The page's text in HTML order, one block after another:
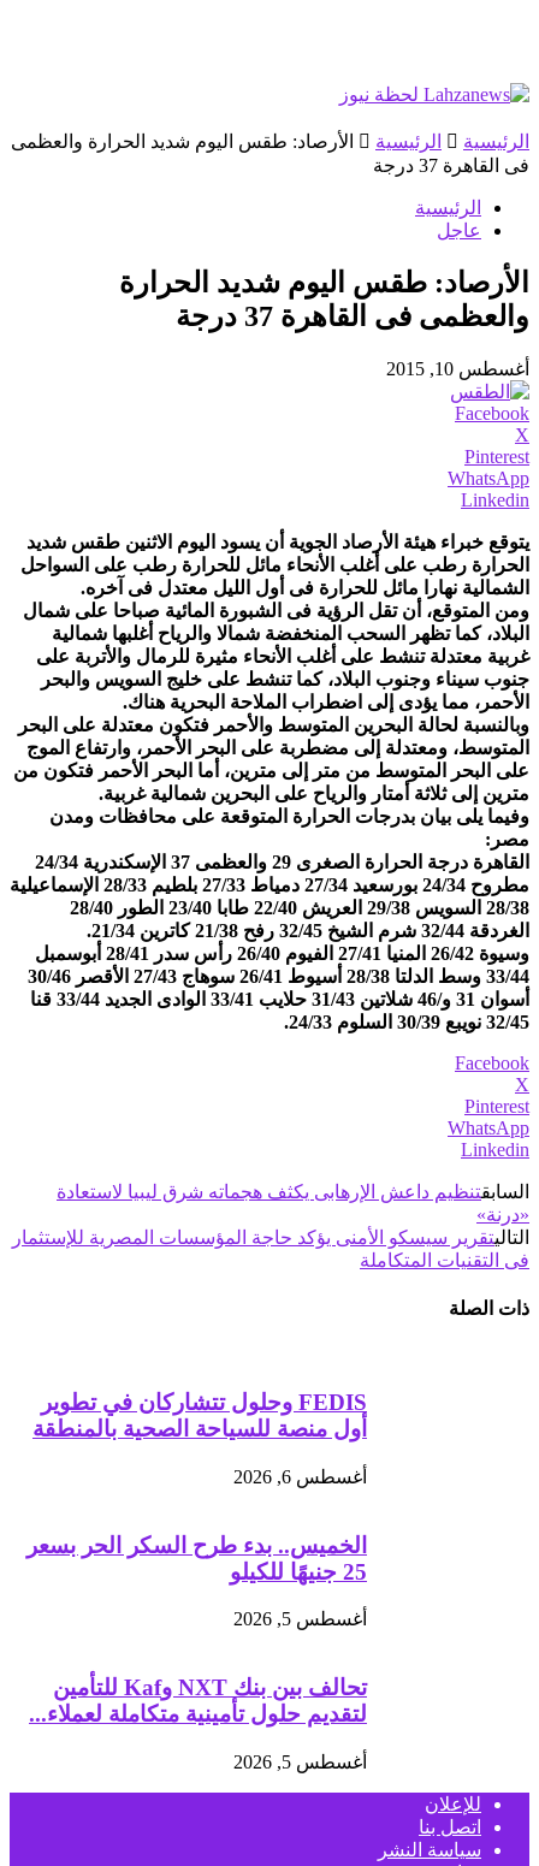
الرئيسية الرئيسية
الأرصاد: طقس اليوم شديد الحرارة والعظمى
فى القاهرة 37 درجة
الرئيسية
عاجل
الأرصاد: طقس اليوم شديد الحرارة
والعظمى فى القاهرة 37 درجة
أغسطس 10, 2015
Facebook
X
Pinterest
WhatsApp
Linkedin
يتوقع خبراء هيئة الأرصاد الجوية أن يسود اليوم الاثنين طقس شديد
الحرارة رطب على أغلب الأنحاء مائل للحرارة رطب على السواحل
الشمالية نهارا مائل للحرارة فى أول الليل معتدل فى آخره.
ومن المتوقع، أن تقل الرؤية فى الشبورة المائية صباحا على شمال
البلاد، كما تظهر السحب المنخفضة شمالا والرياح أغلبها شمالية
غربية معتدلة تنشط على أغلب الأنحاء مثيرة للرمال والأتربة على
جنوب سيناء وجنوب البلاد، كما تنشط على خليج السويس والبحر
الأحمر، مما يؤدى إلى اضطراب الملاحة البحرية هناك.
وبالنسبة لحالة البحرين المتوسط والأحمر فتكون معتدلة على البحر
المتوسط، ومعتدلة إلى مضطربة على البحر الأحمر، وارتفاع الموج
على البحر المتوسط من متر إلى مترين، أما البحر الأحمر فتكون من
مترين إلى ثلاثة أمتار والرياح على البحرين شمالية غربية.
وفيما يلى بيان بدرجات الحرارة المتوقعة على محافظات ومدن
مصر:
القاهرة درجة الحرارة الصغرى 29 والعظمى 37 الإسكندرية 24/34
مطروح 24/34 بورسعيد 27/34 دمياط 27/33 بلطيم 28/33 الإسماعيلية
28/38 السويس 29/38 العريش 22/40 طابا 23/40 الطور 28/40
الغردقة 32/44 شرم الشيخ 32/45 رفح 21/38 كاترين 21/34.
وسيوة 26/42 المنيا 27/41 الفيوم 26/40 رأس سدر 28/41 أبوسمبل
33/44 وسط الدلتا 28/38 أسيوط 26/41 سوهاج 27/43 الأقصر 30/46
أسوان 31 و/46 شلاتين 31/43 حلايب 33/41 الوادى الجديد 33/44 قنا
32/45 نويبع 30/39 السلوم 24/33.
Facebook
X
Pinterest
WhatsApp
Linkedin
السابقتنظيم داعش الإرهابى يكثف هجماته شرق ليبيا لاستعادة
«درنة»
التاليتقرير سيسكو الأمنى يؤكد حاجة المؤسسات المصرية للإستثمار
فى التقنيات المتكاملة
ذات الصلة
FEDIS وحلول تتشاركان في تطوير
أول منصة للسياحة الصحية بالمنطقة
أغسطس 6, 2026
الخميس.. بدء طرح السكر الحر بسعر
25 جنيهًا للكيلو
أغسطس 5, 2026
تحالف بين بنك NXT وKaf للتأمين
لتقديم حلول تأمينية متكاملة لعملاء...
أغسطس 5, 2026
للإعلان
اتصل بنا
سياسة النشر